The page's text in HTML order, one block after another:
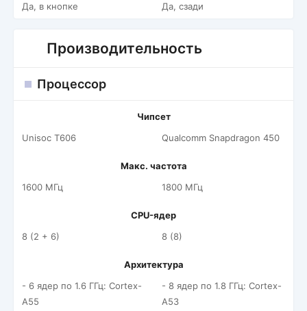
Да, в кнопке
Да, сзади
Производительность
Процессор
Чипсет
Unisoc T606
Qualcomm Snapdragon 450
Макс. частота
1600 МГц
1800 МГц
CPU-ядер
8 (2 + 6)
8 (8)
Архитектура
- 6 ядер по 1.6 ГГц: Cortex-
A55
- 8 ядер по 1.8 ГГц: Cortex-
A53